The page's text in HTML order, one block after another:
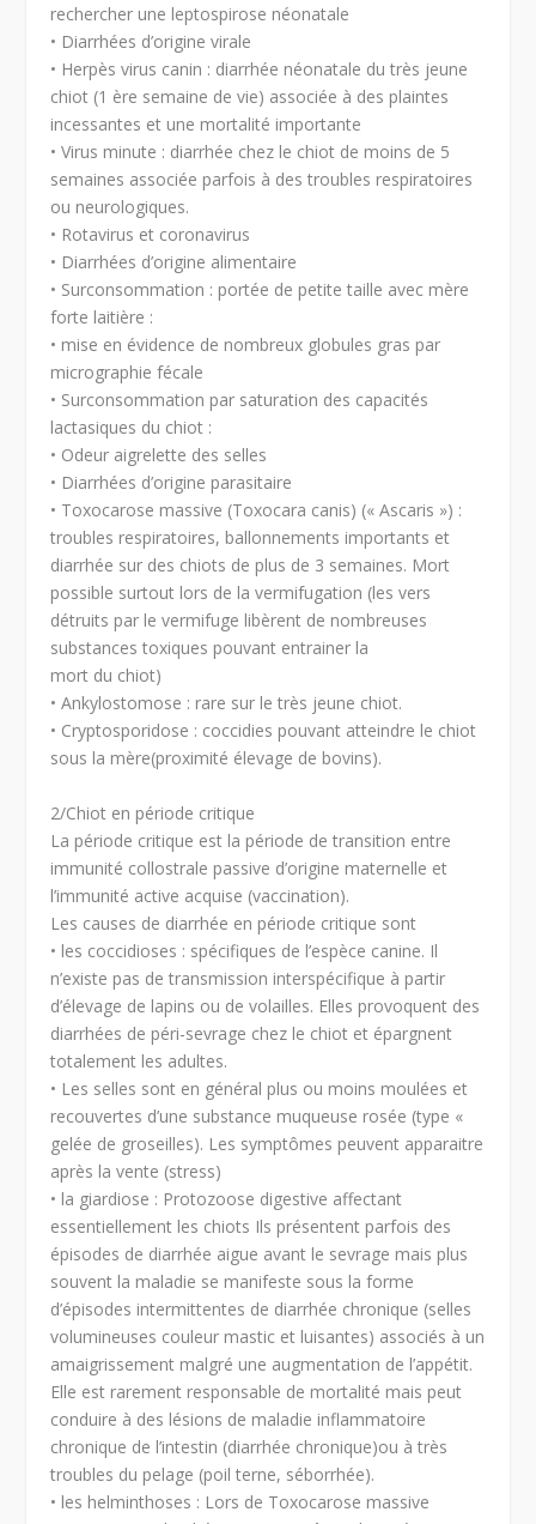
rechercher une leptospirose néonatale
• Diarrhées d’origine virale
• Herpès virus canin : diarrhée néonatale du très jeune
chiot (1 ère semaine de vie) associée à des plaintes
incessantes et une mortalité importante
• Virus minute : diarrhée chez le chiot de moins de 5
semaines associée parfois à des troubles respiratoires
ou neurologiques.
• Rotavirus et coronavirus
• Diarrhées d’origine alimentaire
• Surconsommation : portée de petite taille avec mère
forte laitière :
• mise en évidence de nombreux globules gras par
micrographie fécale
• Surconsommation par saturation des capacités
lactasiques du chiot :
• Odeur aigrelette des selles
• Diarrhées d’origine parasitaire
• Toxocarose massive (Toxocara canis) (« Ascaris ») :
troubles respiratoires, ballonnements importants et
diarrhée sur des chiots de plus de 3 semaines. Mort
possible surtout lors de la vermifugation (les vers
détruits par le vermifuge libèrent de nombreuses
substances toxiques pouvant entrainer la
mort du chiot)
• Ankylostomose : rare sur le très jeune chiot.
• Cryptosporidose : coccidies pouvant atteindre le chiot
sous la mère(proximité élevage de bovins).
2/Chiot en période critique
La période critique est la période de transition entre
immunité collostrale passive d’origine maternelle et
l’immunité active acquise (vaccination).
Les causes de diarrhée en période critique sont
• les coccidioses : spécifiques de l’espèce canine. Il
n’existe pas de transmission interspécifique à partir
d’élevage de lapins ou de volailles. Elles provoquent des
diarrhées de péri-sevrage chez le chiot et épargnent
totalement les adultes.
• Les selles sont en général plus ou moins moulées et
recouvertes d’une substance muqueuse rosée (type «
gelée de groseilles). Les symptômes peuvent apparaitre
après la vente (stress)
• la giardiose : Protozoose digestive affectant
essentiellement les chiots Ils présentent parfois des
épisodes de diarrhée aigue avant le sevrage mais plus
souvent la maladie se manifeste sous la forme
d’épisodes intermittentes de diarrhée chronique (selles
volumineuses couleur mastic et luisantes) associés à un
amaigrissement malgré une augmentation de l’appétit.
Elle est rarement responsable de mortalité mais peut
conduire à des lésions de maladie inflammatoire
chronique de l’intestin (diarrhée chronique)ou à très
troubles du pelage (poil terne, séborrhée).
• les helminthoses : Lors de Toxocarose massive